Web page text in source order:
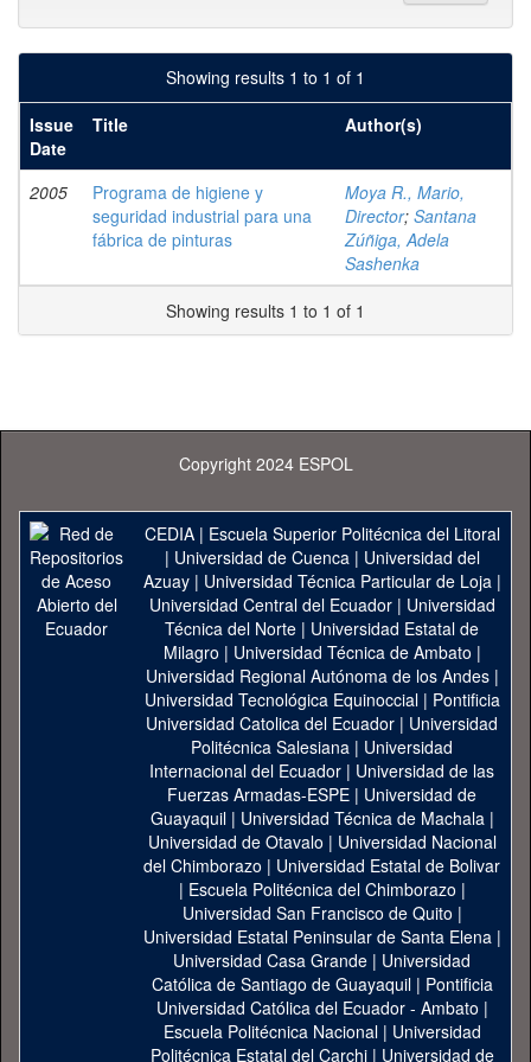
Showing results 1 to 1 of 1
Issue
Date
Title Author(s)
2005
Programa de higiene y
seguridad industrial para una
fábrica de pinturas
Moya R., Mario,
Director; Santana
Zúñiga, Adela
Sashenka
Showing results 1 to 1 of 1
Copyright 2024 ESPOL
CEDIA| Escuela Superior Politécnica del Litoral
| Universidad de Cuenca| Universidad del
Azuay| Universidad Técnica Particular de Loja|
Universidad Central del Ecuador| Universidad
Técnica del Norte | Universidad Estatal de
Milagro | Universidad Técnica de Ambato |
Universidad Regional Autónoma de los Andes|
Universidad Tecnológica Equinoccial| Pontificia
Universidad Catolica del Ecuador | Universidad
Politécnica Salesiana | Universidad
Internacional del Ecuador | Universidad de las
Fuerzas Armadas-ESPE | Universidad de
Guayaquil| Universidad Técnica de Machala|
Universidad de Otavalo | Universidad Nacional
del Chimborazo | Universidad Estatal de Bolivar
| Escuela Politécnica del Chimborazo |
Universidad San Francisco de Quito |
Universidad Estatal Peninsular de Santa Elena|
Universidad Casa Grande | Universidad
Católica de Santiago de Guayaquil| Pontificia
Universidad Católica del Ecuador - Ambato |
Escuela Politécnica Nacional| Universidad
Politécnica Estatal del Carchi| Universidad de